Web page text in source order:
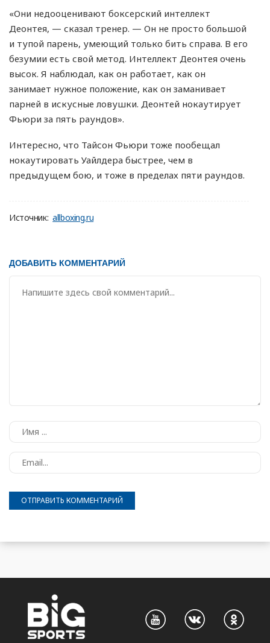
«Они недооценивают боксерский интеллект
Деонтея, — сказал тренер. — Он не просто большой
и тупой парень, умеющий только бить справа. В его
безумии есть свой метод. Интеллект Деонтея очень
высок. Я наблюдал, как он работает, как он
занимает нужное положение, как он заманивает
парней в искусные ловушки. Деонтей нокаутирует
Фьюри за пять раундов».
Интересно, что Тайсон Фьюри тоже пообещал
нокаутировать Уайлдера быстрее, чем в
предыдущем бою, и тоже в пределах пяти раундов.
Источник: allboxing.ru
ДОБАВИТЬ КОММЕНТАРИЙ